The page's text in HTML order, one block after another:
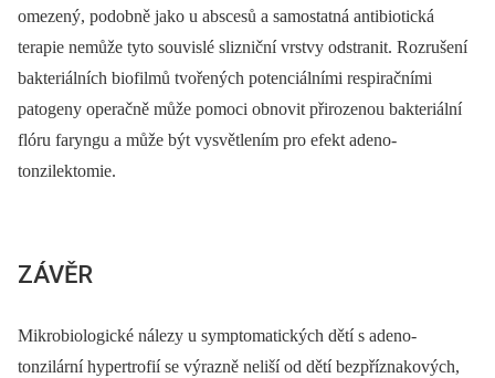
omezený, podobně jako u abscesů a samostatná antibiotická
terapie nemůže tyto souvislé slizniční vrstvy odstranit. Rozrušení
bakteriálních biofilmů tvořených potenciálními respiračními
patogeny operačně může pomoci obnovit přirozenou bakteriální
flóru faryngu a může být vysvětlením pro efekt adeno-
tonzilektomie.
ZÁVĚR
Mikrobiologické nálezy u symptomatických dětí s adeno-
tonzilární hypertrofií se výrazně neliší od dětí bezpříznakových,